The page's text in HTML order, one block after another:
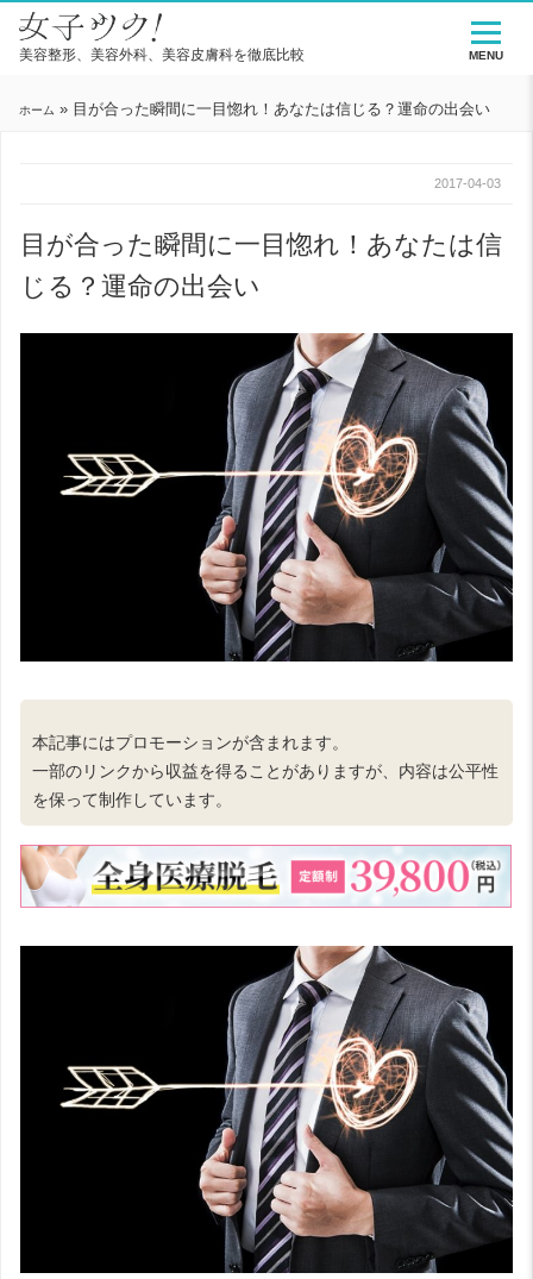
美容整形、美容外科、美容皮膚科を徹底比較
ホーム » 目が合った瞬間に一目惚れ！あなたは信じる？運命の出会い
2017-04-03
目が合った瞬間に一目惚れ！あなたは信
じる？運命の出会い
本記事にはプロモーションが含まれます。
一部のリンクから収益を得ることがありますが、内容は公平性
を保って制作しています。
MENU